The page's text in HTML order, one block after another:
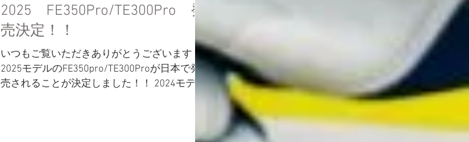
2025 FE350Pro/TE300Pro 発
売決定！！
いつもご覧いただきありがとうございます
2025モデルのFE350pro/TE300Proが日本で発
売されることが決定しました！！ 2024モデル
はグレーでしたが2025モデルはホワイト！ テ